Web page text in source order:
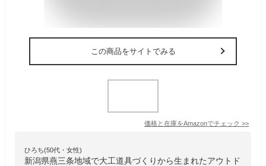
この商品をサイトでみる
価格と在庫をAmazonでチェック >>
ひろち(50代・女性)
新潟県燕三条地域で大工道具づくりから生まれたアウトド